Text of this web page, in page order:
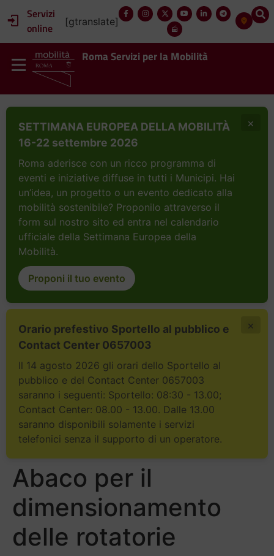
contenuto
Servizi
online
[gtranslate]
Roma Servizi per la Mobilità
SETTIMANA EUROPEA DELLA MOBILITÀ
16-22 settembre 2026
Roma aderisce con un ricco programma di
eventi e iniziative diffuse in tutti i Municipi. Hai
un’idea, un progetto o un evento dedicato alla
mobilità sostenibile? Proponilo attraverso il
form sul nostro sito ed entra nel calendario
ufficiale della Settimana Europea della
Mobilità.
Proponi il tuo evento
×
Orario prefestivo Sportello al pubblico e
Contact Center 0657003
Il 14 agosto 2026 gli orari dello Sportello al
pubblico e del Contact Center 0657003
saranno i seguenti: Sportello: 08:30 - 13.00;
Contact Center: 08.00 - 13.00. Dalle 13.00
saranno disponibili solamente i servizi
telefonici senza il supporto di un operatore.
×
Abaco per il
dimensionamento
delle rotatorie